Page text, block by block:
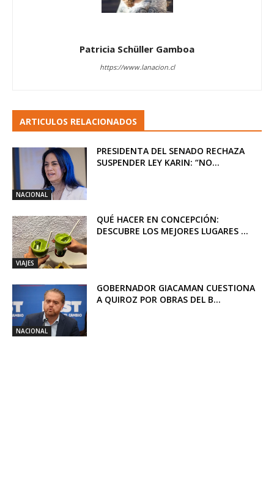
Patricia Schüller Gamboa
https://www.lanacion.cl
ARTICULOS RELACIONADOS
NACIONAL
PRESIDENTA DEL SENADO RECHAZA
SUSPENDER LEY KARIN: “NO...
VIAJES
QUÉ HACER EN CONCEPCIÓN:
DESCUBRE LOS MEJORES LUGARES ...
NACIONAL
GOBERNADOR GIACAMAN CUESTIONA
A QUIROZ POR OBRAS DEL B...